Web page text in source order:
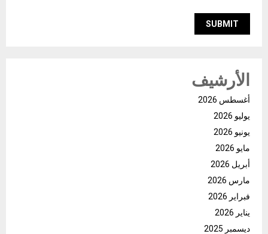
الأرشيف
أغسطس 2026
يوليو 2026
يونيو 2026
مايو 2026
أبريل 2026
مارس 2026
فبراير 2026
يناير 2026
ديسمبر 2025